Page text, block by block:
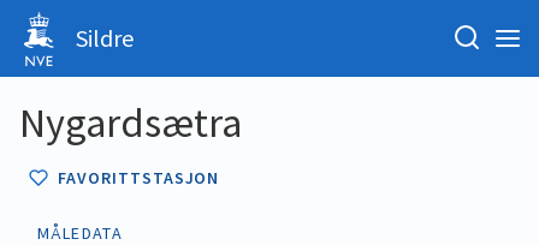
Sildre
Nygardsætra
FAVORITTSTASJON
MÅLEDATA